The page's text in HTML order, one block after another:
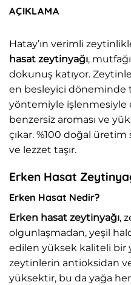
AÇIKLAMA
Hatay’ın verimli
hasat zeytinyağı,
dokunuş katıyor.
en besleyici döneminde
yöntemiyle işlenmesiyle
benzersiz aroması ve
çıkar. %100 doğal üretim
ve lezzet taşır.
Erken Hasat
Erken Hasat Nedir?
Erken hasat zeytinyağı,
olgunlaşmadan, yeşil
edilen yüksek kaliteli bir
zeytinlerin antioksidan
yüksektir, bu da yağa